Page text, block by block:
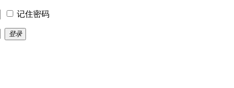
记住密码
登录